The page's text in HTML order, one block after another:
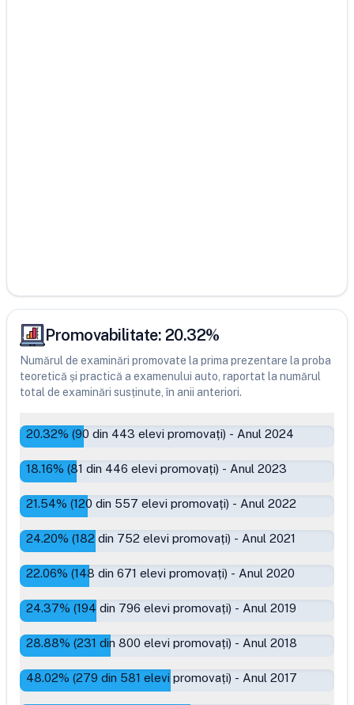
Promovabilitate: 20.32%
Numărul de examinări promovate la prima prezentare la proba
teoretică și practică a examenului auto, raportat la numărul
total de examinări susținute, în anii anteriori.
20.32% (90 din 443 elevi promovați) - Anul 2024
18.16% (81 din 446 elevi promovați) - Anul 2023
21.54% (120 din 557 elevi promovați) - Anul 2022
24.20% (182 din 752 elevi promovați) - Anul 2021
22.06% (148 din 671 elevi promovați) - Anul 2020
24.37% (194 din 796 elevi promovați) - Anul 2019
28.88% (231 din 800 elevi promovați) - Anul 2018
48.02% (279 din 581 elevi promovați) - Anul 2017